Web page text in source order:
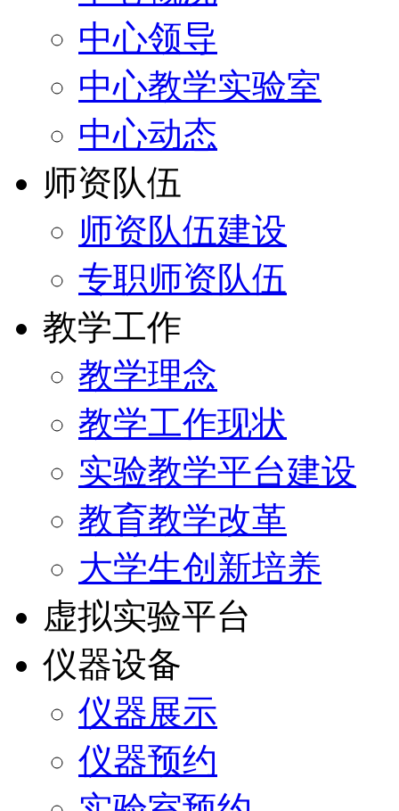
中心领导
中心教学实验室
中心动态
师资队伍
师资队伍建设
专职师资队伍
教学工作
教学理念
教学工作现状
实验教学平台建设
教育教学改革
大学生创新培养
虚拟实验平台
仪器设备
仪器展示
仪器预约